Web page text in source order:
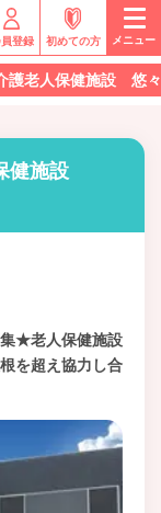
登録 初めての方 メニュー
護老人保健施設 悠
健施設
集★老人保健施設
を超え協力し合